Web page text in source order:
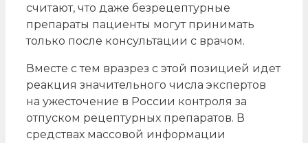
считают, что даже безрецептурные
препараты пациенты могут принимать
только после консультации с врачом.
Вместе с тем вразрез с этой позицией идет
реакция значительного числа экспертов
на ужесточение в России контроля за
отпуском рецептурных препаратов. В
средствах массовой информации